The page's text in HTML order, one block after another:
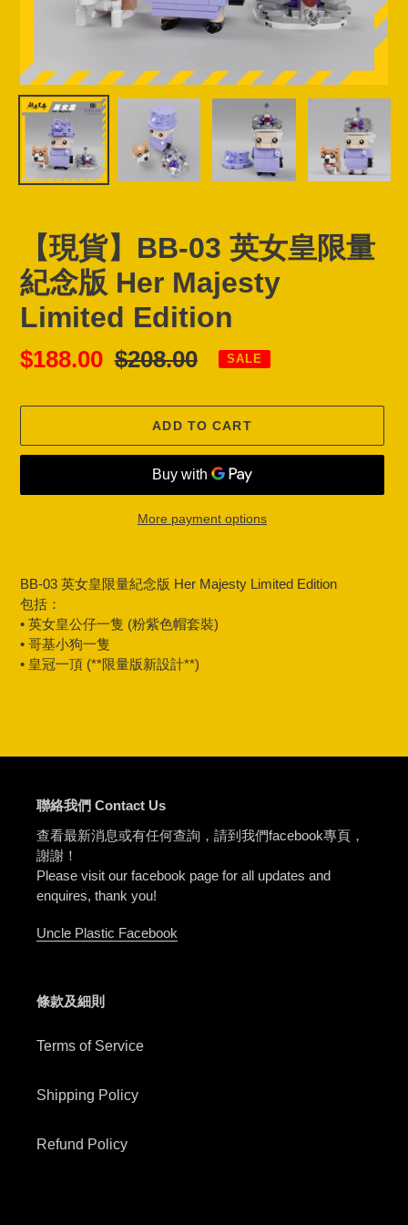
【現貨】BB-03 英女皇限量
紀念版 Her Majesty
Limited Edition
Sale
$188.00 Regular
$208.00 SALE
ADD TO CART
More payment options
product
to
your
cart
BB-03 英女皇限量紀念版 Her Majesty Limited Edition
包括：
• 英女皇公仔一隻 (粉紫色帽套裝)
• 哥基小狗一隻
• 皇冠一頂 (**限量版新設計**)
聯絡我們 Contact Us
查看最新消息或有任何查詢，請到我們facebook專頁，
謝謝！
Please visit our facebook page for all updates and
enquires, thank you!
Uncle Plastic Facebook
條款及細則
Terms of Service
Shipping Policy
Refund Policy